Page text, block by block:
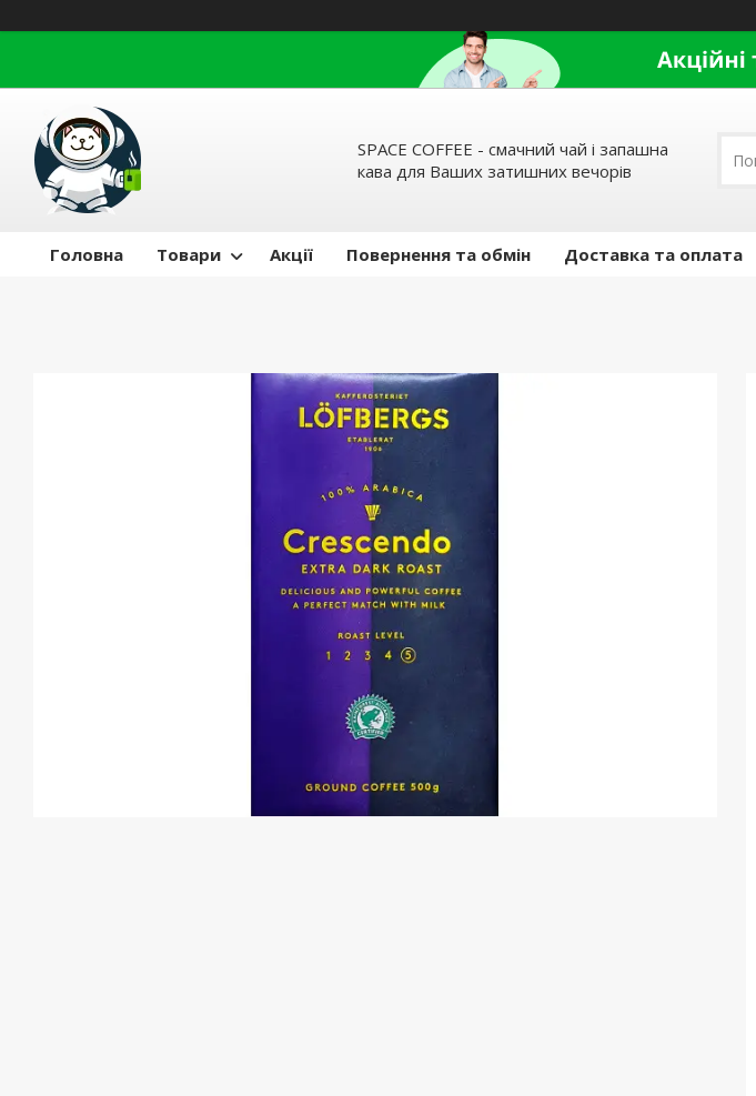
SPACE COFFEE - смачний чай і запашна
кава для Ваших затишних вечорів
Головна Товари Акції Повернення та обмін Доставка та оплата